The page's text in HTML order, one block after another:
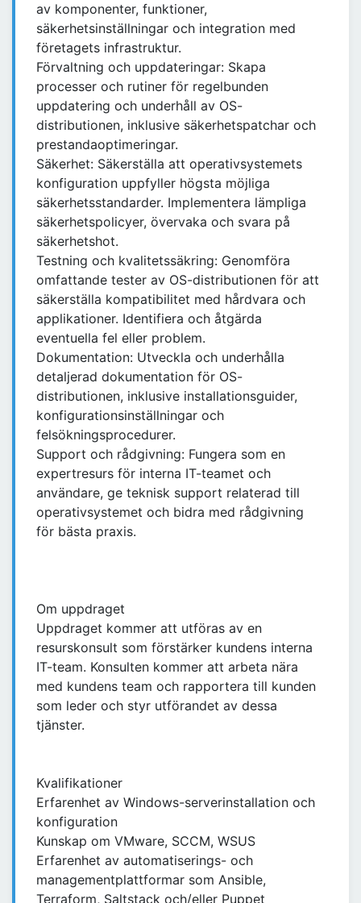
av komponenter, funktioner,
säkerhetsinställningar och integration med
företagets infrastruktur.
Förvaltning och uppdateringar: Skapa
processer och rutiner för regelbunden
uppdatering och underhåll av OS-
distributionen, inklusive säkerhetspatchar och
prestandaoptimeringar.
Säkerhet: Säkerställa att operativsystemets
konfiguration uppfyller högsta möjliga
säkerhetsstandarder. Implementera lämpliga
säkerhetspolicyer, övervaka och svara på
säkerhetshot.
Testning och kvalitetssäkring: Genomföra
omfattande tester av OS-distributionen för att
säkerställa kompatibilitet med hårdvara och
applikationer. Identifiera och åtgärda
eventuella fel eller problem.
Dokumentation: Utveckla och underhålla
detaljerad dokumentation för OS-
distributionen, inklusive installationsguider,
konfigurationsinställningar och
felsökningsprocedurer.
Support och rådgivning: Fungera som en
expertresurs för interna IT-teamet och
användare, ge teknisk support relaterad till
operativsystemet och bidra med rådgivning
för bästa praxis.
Om uppdraget
Uppdraget kommer att utföras av en
resurskonsult som förstärker kundens interna
IT-team. Konsulten kommer att arbeta nära
med kundens team och rapportera till kunden
som leder och styr utförandet av dessa
tjänster.
Kvalifikationer
Erfarenhet av Windows-serverinstallation och
konfiguration
Kunskap om VMware, SCCM, WSUS
Erfarenhet av automatiserings- och
managementplattformar som Ansible,
Terraform, Saltstack och/eller Puppet